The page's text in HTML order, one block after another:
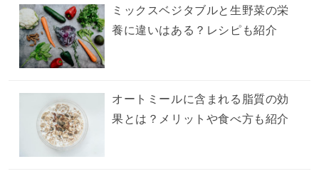
ミックスベジタブルと生野菜の栄
養に違いはある？レシピも紹介
オートミールに含まれる脂質の効
果とは？メリットや食べ方も紹介